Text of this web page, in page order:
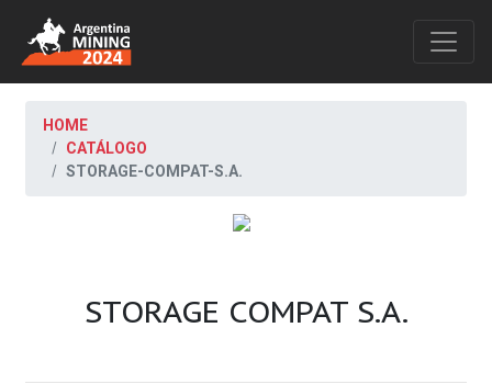
HOME
CATÁLOGO
STORAGE-COMPAT-S.A.
STORAGE COMPAT S.A.